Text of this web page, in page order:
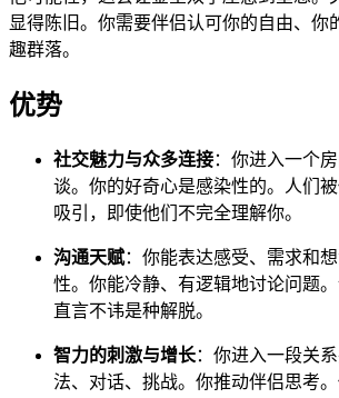
显得陈旧。你需要伴侣认可你的自由、你
趣群落。
优势
社交魅力与众多连接：你进入一个
谈。你的好奇心是感染性的。人们
吸引，即使他们不完全理解你。
沟通天赋：你能表达感受、需求和
性。你能冷静、有逻辑地讨论问题
直言不讳是种解脱。
智力的刺激与增长：你进入一段关
法、对话、挑战。你推动伴侣思考